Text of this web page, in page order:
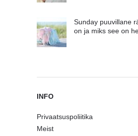
Sunday puuvillane
on ja miks see on
INFO
Privaatsuspoliitika
Meist